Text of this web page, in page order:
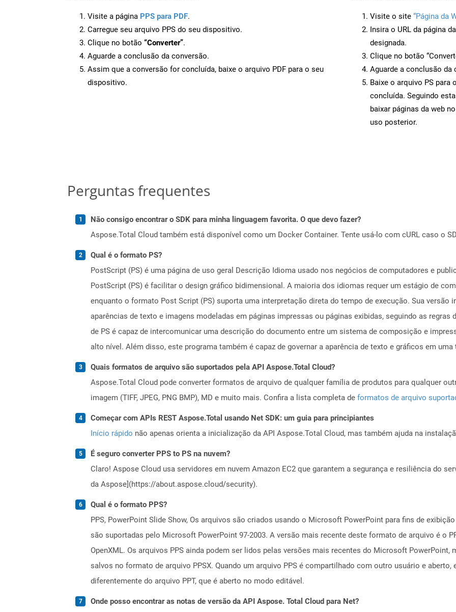
Visite a página PPS para PDF.
Carregue seu arquivo PPS do seu dispositivo.
Clique no botão “Converter”.
Aguarde a conclusão da conversão.
Assim que a conversão for concluída, baixe o arquivo PDF para o seu
dispositivo.
Visite o site “Página da
Insira o URL da página
designada.
Clique no botão
Aguarde a conclusão da
Baixe o arquivo PS
concluída. Seguindo
baixar páginas da web
uso posterior.
Perguntas frequentes
Não consigo encontrar o SDK para minha linguagem favorita. O que devo fazer?
Aspose.Total Cloud também está disponível como um Docker Container. Tente usá-lo com cURL caso o
Qual é o formato PS?
PostScript (PS) é uma página de uso geral Descrição Idioma usado nos negócios de computadores e
PostScript (PS) é facilitar o design gráfico bidimensional. A maioria dos idiomas requer um estágio de
enquanto o formato Post Script (PS) suporta uma interpretação direta do tempo de execução. Sua versão
aparências de texto e imagens modeladas em páginas impressas ou páginas exibidas, seguindo as regras
de PS é capaz de intercomunicar uma descrição do documento entre um sistema de composição e
alto nível. Além disso, este programa também é capaz de governar a aparência de texto e gráficos em uma
Quais formatos de arquivo são suportados pela API Aspose.Total Cloud?
Aspose.Total Cloud pode converter formatos de arquivo de qualquer família de produtos para qualquer
imagem (TIFF, JPEG, PNG BMP), MD e muito mais. Confira a lista completa de formatos de arquivo
Começar com APIs REST Aspose.Total usando Net SDK: um guia para principiantes
Início rápido não apenas orienta a inicialização da API Aspose.Total Cloud, mas também ajuda na
É seguro converter PPS to PS na nuvem?
Claro! Aspose Cloud usa servidores em nuvem Amazon EC2 que garantem a segurança e resiliência do
da Aspose](https://about.aspose.cloud/security).
Qual é o formato PPS?
PPS, PowerPoint Slide Show, Os arquivos são criados usando o Microsoft PowerPoint para fins de
são suportadas pelo Microsoft PowerPoint 97-2003. A versão mais recente deste formato de arquivo é o
OpenXML. Os arquivos PPS ainda podem ser lidos pelas versões mais recentes do Microsoft
salvos no formato de arquivo PPSX. Quando um arquivo PPS é compartilhado com outro usuário e
diferentemente do arquivo PPT, que é aberto no modo editável.
Onde posso encontrar as notas de versão da API Aspose. Total Cloud para Net?